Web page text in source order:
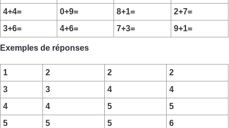
4+4=
0+9= 8+1=
2+7=
3+6=
4+6= 7+3= 9+1=
Exemples de réponses
1 2 2
2
3
3 4
4
4
4 5
5
5
5 5
6